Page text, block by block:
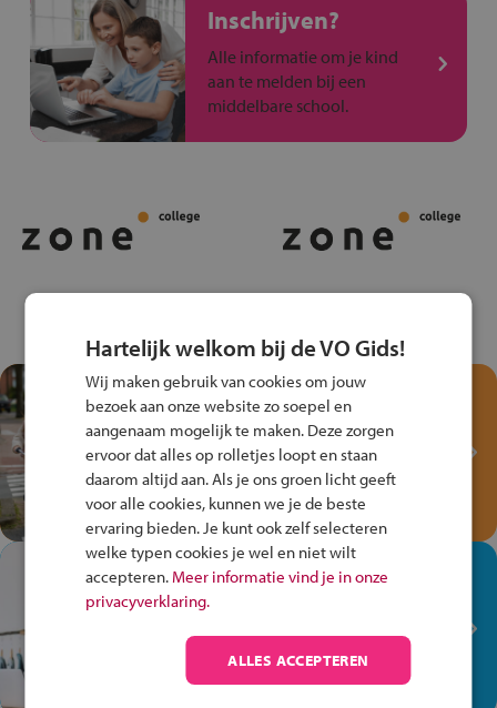
Inschrijven?
Alle informatie om je kind
aan te melden bij een
middelbare school.
Test je kennis met het
Fiets Veilig
Verkeersspel!
Speel het Fiets Veilig Verkeersspel
en win een Cortina-fiets!
In de winkel ben je op je
plek!
Ontdek via het vmbo jouw talent
op de winkelvloer, waar elke dag
anders is!
Hartelijk welkom bij de VO Gids!
Wij maken gebruik van cookies om jouw
bezoek aan onze website zo soepel en
aangenaam mogelijk te maken. Deze zorgen
ervoor dat alles op rolletjes loopt en staan
daarom altijd aan. Als je ons groen licht geeft
voor alle cookies, kunnen we je de beste
ervaring bieden. Je kunt ook zelf selecteren
welke typen cookies je wel en niet wilt
accepteren. Meer informatie vind je in onze
privacyverklaring.
ALLES ACCEPTEREN